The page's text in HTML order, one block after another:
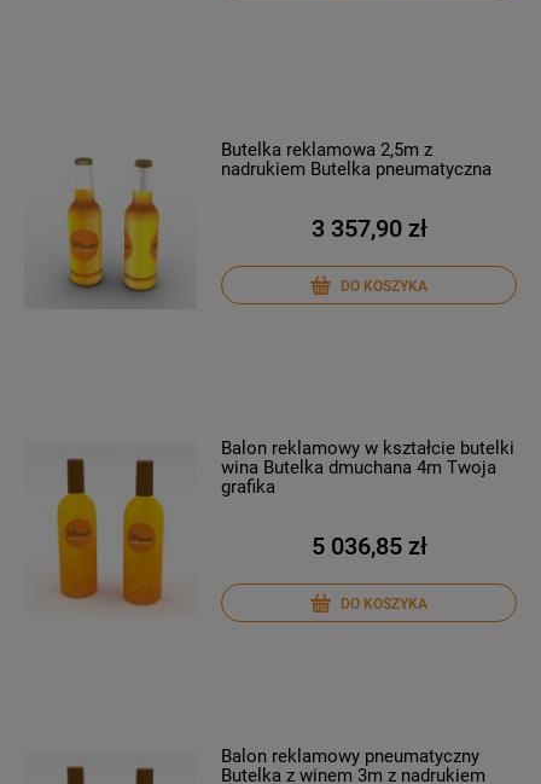
Butelka reklamowa 2,5m z
nadrukiem Butelka pneumatyczna
3 357,90 zł
DO KOSZYKA
Balon reklamowy w kształcie butelki
wina Butelka dmuchana 4m Twoja
grafika
5 036,85 zł
DO KOSZYKA
Balon reklamowy pneumatyczny
Butelka z winem 3m z nadrukiem